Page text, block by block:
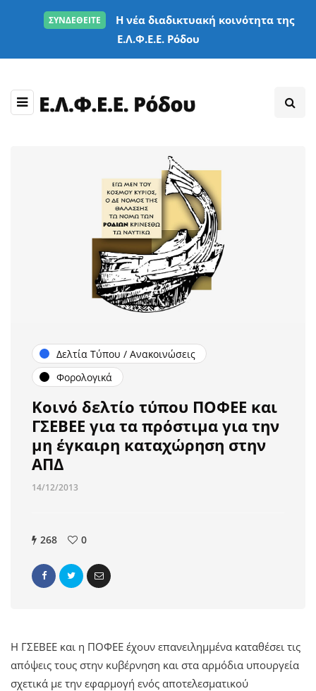
ΣΥΝΔΕΘΕΙΤΕ
Η νέα διαδικτυακή κοινότητα της
Ε.Λ.Φ.Ε.Ε. Ρόδου
Δελτία Τύπου / Ανακοινώσεις
Φορολογικά
Κοινό δελτίο τύπου ΠΟΦΕΕ και
ΓΣΕΒΕΕ για τα πρόστιμα για την
μη έγκαιρη καταχώρηση στην
ΑΠΔ
14/12/2013
268 0
Η ΓΣΕΒΕΕ και η ΠΟΦΕΕ έχουν επανειλημμένα καταθέσει τις
απόψεις τους στην κυβέρνηση και στα αρμόδια υπουργεία
σχετικά με την εφαρμογή ενός αποτελεσματικού